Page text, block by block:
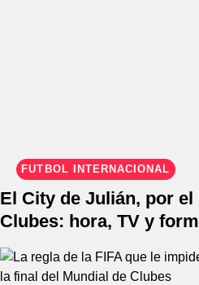
FÚTBOL INTERNACIONAL
El City de Julián, por el
Clubes: hora, TV y